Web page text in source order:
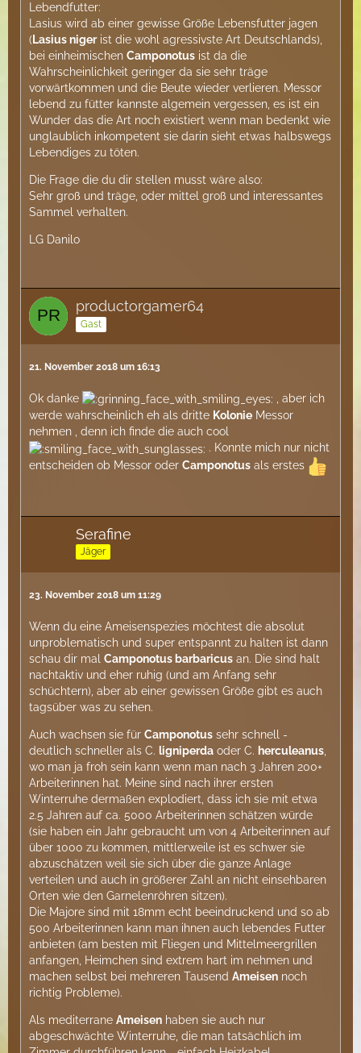
Lebendfutter:
Lasius wird ab einer gewisse Größe Lebensfutter jagen
( Lasius nigerist die wohl agressivste Art Deutschlands),
bei einheimischen Camponotus ist da die
Wahrscheinlichkeit geringer da sie sehr träge
vorwärtkommen und die Beute wieder verlieren. Messor
lebend zu fütter kannste algemein vergessen, es ist ein
Wunder das die Art noch existiert wenn man bedenkt wie
unglaublich inkompetent sie darin sieht etwas halbswegs
Lebendiges zu töten.
Die Frage die du dir stellen musst wäre also:
Sehr groß und träge, oder mittel groß und interessantes
Sammel verhalten.
LG Danilo
productorgamer64
Gast
21. November 2018 um 16:13
Ok danke
, aber ich
werde wahrscheinlich eh als dritte Kolonie Messor
nehmen , denn ich finde die auch cool
. Konnte mich nur nicht
entscheiden ob Messor oder Camponotus als erstes
Serafine
Jäger
23. November 2018 um 11:29
Wenn du eine Ameisenspezies möchtest die absolut
unproblematisch und super entspannt zu halten ist dann
schau dir mal Camponotus barbaricus an. Die sind halt
nachtaktiv und eher ruhig (und am Anfang sehr
schüchtern), aber ab einer gewissen Größe gibt es auch
tagsüber was zu sehen.
Auch wachsen sie für Camponotus sehr schnell -
deutlich schneller als C. ligniperda oder C. herculeanus
wo man ja froh sein kann wenn man nach 3 Jahren 200+
Arbeiterinnen hat. Meine sind nach ihrer ersten
Winterruhe dermaßen explodiert, dass ich sie mit etwa
2.5 Jahren auf ca. 5000 Arbeiterinnen schätzen würde
(sie haben ein Jahr gebraucht um von 4 Arbeiterinnen auf
über 1000 zu kommen, mittlerweile ist es schwer sie
abzuschätzen weil sie sich über die ganze Anlage
verteilen und auch in größerer Zahl an nicht einsehbaren
Orten wie den Garnelenröhren sitzen).
Die Majore sind mit 18mm echt beeindruckend und so ab
500 Arbeiterinnen kann man ihnen auch lebendes Futter
anbieten (am besten mit Fliegen und Mittelmeergrillen
anfangen, Heimchen sind extrem hart im nehmen und
machen selbst bei mehreren Tausend Ameisen noch
richtig Probleme).
Als mediterrane Ameisen haben sie auch nur
abgeschwächte Winterruhe, die man tatsächlich im